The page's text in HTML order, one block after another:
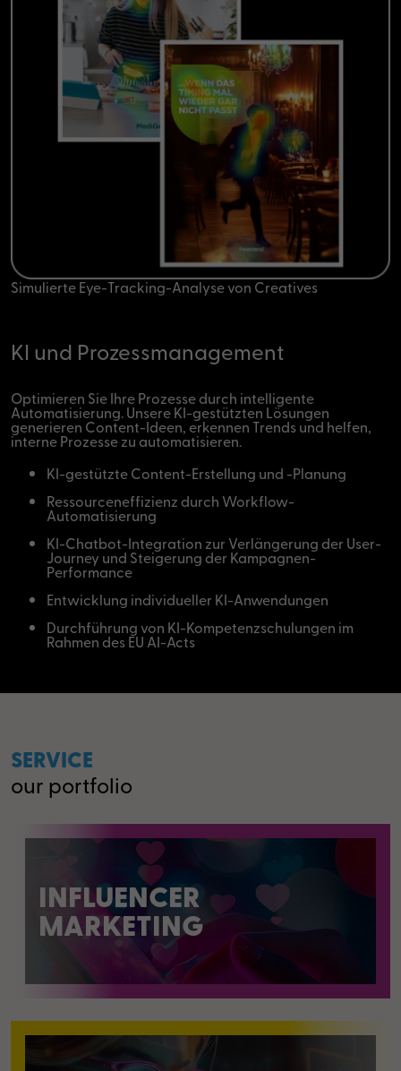
KI und Prozessmanagement
Optimieren Sie Ihre Prozesse durch intelligente
Automatisierung. Unsere KI-gestützten Lösungen
generieren Content-Ideen, erkennen Trends und helfen,
interne Prozesse zu automatisieren.
KI-gestützte Content-Erstellung und -Planung
Ressourceneffizienz durch Workflow-
Automatisierung
KI-Chatbot-Integration zur Verlängerung der User-
Journey und Steigerung der Kampagnen-
Performance
Entwicklung individueller KI-Anwendungen
Durchführung von KI-Kompetenzschulungen im
Rahmen des EU AI-Acts
Simulierte Eye-Tracking-Analyse von Creatives
SERVICE
our portfolio
INFLUENCER
MARKETING